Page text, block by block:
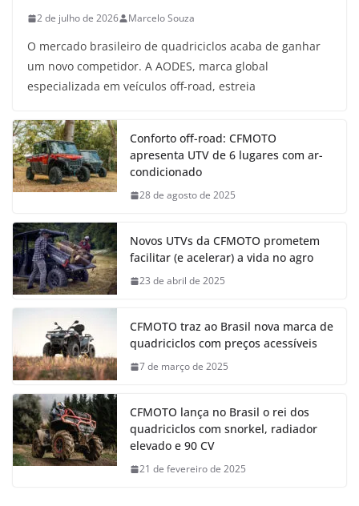
2 de julho de 2026 Marcelo Souza
O mercado brasileiro de quadriciclos acaba de ganhar
um novo competidor. A AODES, marca global
especializada em veículos off-road, estreia
Conforto off-road: CFMOTO
apresenta UTV de 6 lugares com ar-
condicionado
28 de agosto de 2025
Novos UTVs da CFMOTO prometem
facilitar (e acelerar) a vida no agro
23 de abril de 2025
CFMOTO traz ao Brasil nova marca de
quadriciclos com preços acessíveis
7 de março de 2025
CFMOTO lança no Brasil o rei dos
quadriciclos com snorkel, radiador
elevado e 90 CV
21 de fevereiro de 2025